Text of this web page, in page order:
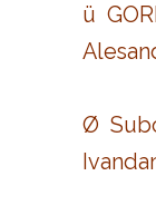
ü
Ø